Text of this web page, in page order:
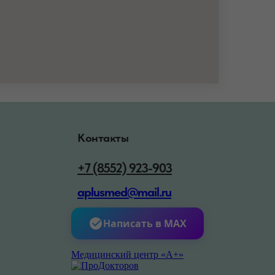
Контакты
aplusmed@mail.ru
+7 (8552) 923-903
Медицинский центр «А+»
Написать в MAX